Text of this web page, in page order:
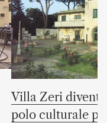
Villa Zeri
polo culturale